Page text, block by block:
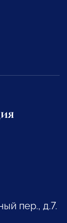
пер., д.7.